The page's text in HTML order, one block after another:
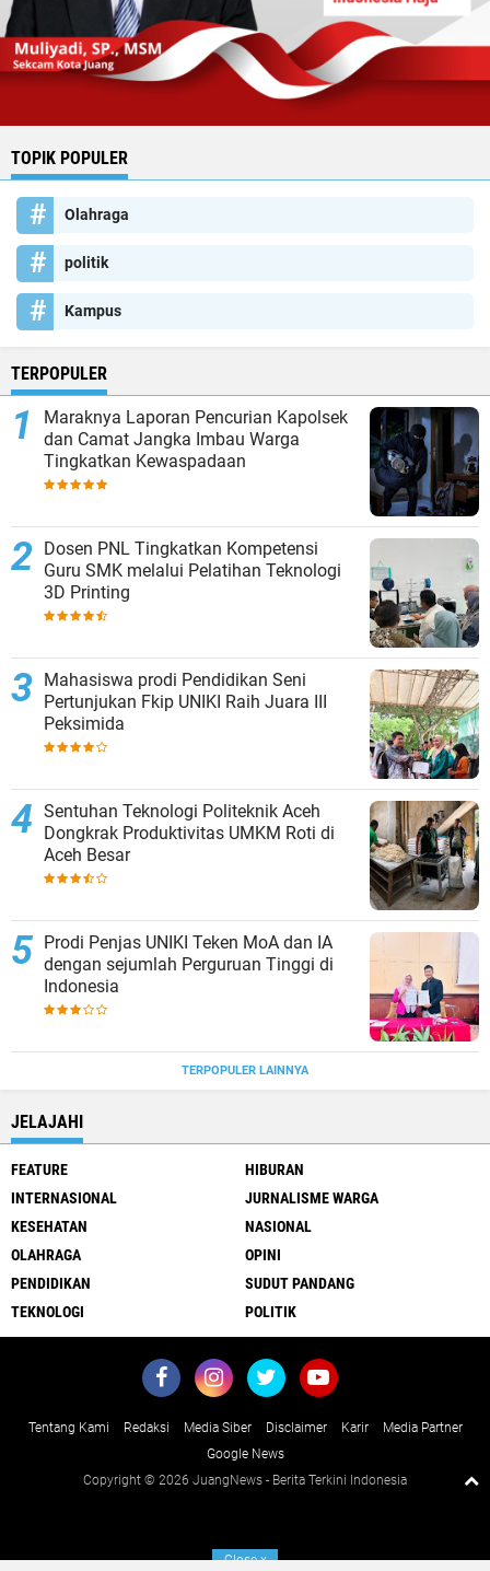
TOPIK POPULER
Olahraga
politik
Kampus
TERPOPULER
Maraknya Laporan Pencurian Kapolsek
dan Camat Jangka Imbau Warga
Tingkatkan Kewaspadaan
Dosen PNL Tingkatkan Kompetensi
Guru SMK melalui Pelatihan Teknologi
3D Printing
Mahasiswa prodi Pendidikan Seni
Pertunjukan Fkip UNIKI Raih Juara III
Peksimida
Sentuhan Teknologi Politeknik Aceh
Dongkrak Produktivitas UMKM Roti di
Aceh Besar
Prodi Penjas UNIKI Teken MoA dan IA
dengan sejumlah Perguruan Tinggi di
Indonesia
TERPOPULER LAINNYA
JELAJAHI
FEATURE
HIBURAN
INTERNASIONAL
JURNALISME WARGA
KESEHATAN
NASIONAL
OLAHRAGA
OPINI
PENDIDIKAN
SUDUT PANDANG
TEKNOLOGI
POLITIK
Tentang Kami Redaksi Media Siber Disclaimer Karir
Media Partner
Google News
Copyright © 2026 JuangNews - Berita Terkini Indonesia
Closex